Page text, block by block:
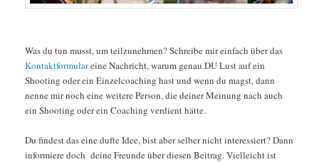
Was du tun musst, um teilzunehmen? Schreibe mir einfach über das
Kontaktformulareine Nachricht, warum genau DU Lust auf ein
Shooting oder ein Einzelcoaching hast und wenn du magst, dann
nenne mir noch eine weitere Person, die deiner Meinung nach auch
ein Shooting oder ein Coaching verdient hätte.
Du findest das eine dufte Idee, bist aber selber nicht interessiert? Dann
informiere doch deine Freunde über diesen Beitrag. Vielleicht ist